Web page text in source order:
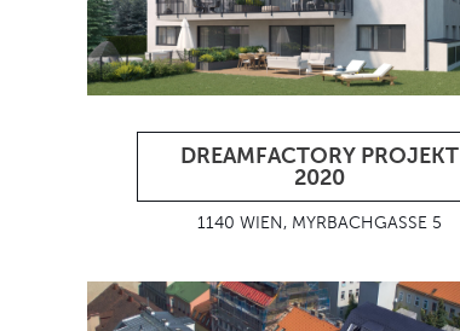
DREAMFACTORY PROJEKT
2020
1140 WIEN, MYRBACHGASSE 5